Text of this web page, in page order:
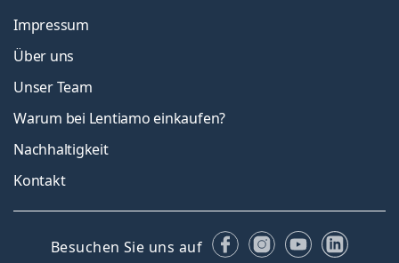
Impressum
Über uns
Unser Team
Warum bei Lentiamo einkaufen?
Nachhaltigkeit
Kontakt
Besuchen Sie uns auf FacebookInstagram
YouTube